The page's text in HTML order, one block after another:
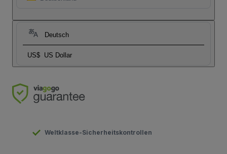
Deutsch
US$ US Dollar
Weltklasse-Sicherheitskontrollen